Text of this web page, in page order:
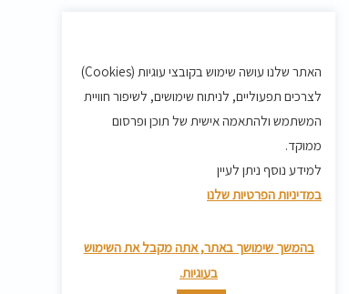
האתר שלנו עושה שימוש בקובצי עוגיות (Cookies)
לצרכים תפעוליים, לניתוח שימושים, לשיפור חוויית
המשתמש ולהתאמה אישית של תוכן ופרסום
ממוקד.
למידע נוסף ניתן לעיין
במדיניות הפרטיות שלנו
בהמשך שימושך באתר, אתה מקבל את השימוש
בעוגיות.